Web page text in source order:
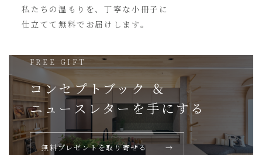
私たちの温もりを、丁寧な小冊子に
仕立てて無料でお届けします。
FREE GIFT
コンセプトブック ＆
ニュースレターを手にする
無料プレゼントを取り寄せる →